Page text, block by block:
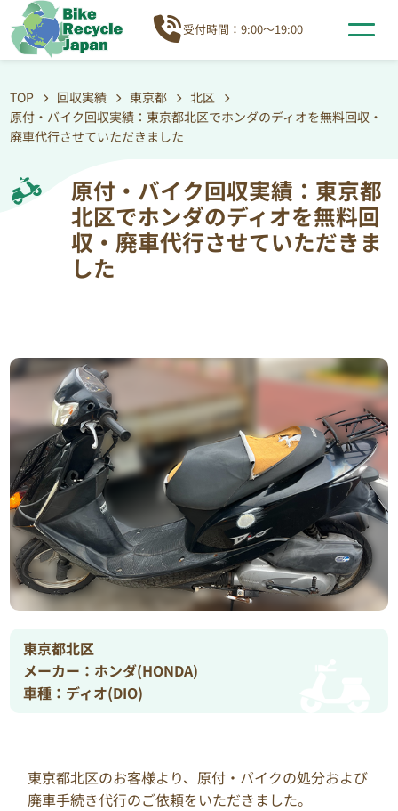
受付時間：9:00～19:00
TOP 回収実績 東京都
北区
原付・バイク回収実績：東京都北区でホンダのディオを無料回収・
廃車代行させていただきました
原付・バイク回収実績：東京都
北区でホンダのディオを無料回
収・廃車代行させていただきま
した
東京都北区
メーカー：ホンダ(HONDA)
車種：ディオ(DIO)
東京都北区のお客様より、原付・バイクの処分および
廃車手続き代行のご依頼をいただきました。